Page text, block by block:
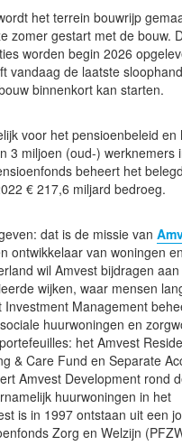
het terrein bouwrijp
zomer gestart met de bouw.
worden begin 2026
vandaag de laatste
binnenkort kan starten.
voor het pensioenbeleid en
3 miljoen (oud-) werknemers
beheert het
€ 217,6 miljard bedroeg.
dat is de missie van
ontwikkelaar van woningen en
wil Amvest bijdragen
wijken, waar mensen
Management
huurwoningen en
het Amvest
& Care Fund en Separate
Amvest Development rond
huurwoningen in het
is in 1997 ontstaan uit een
Zorg en Welzijn